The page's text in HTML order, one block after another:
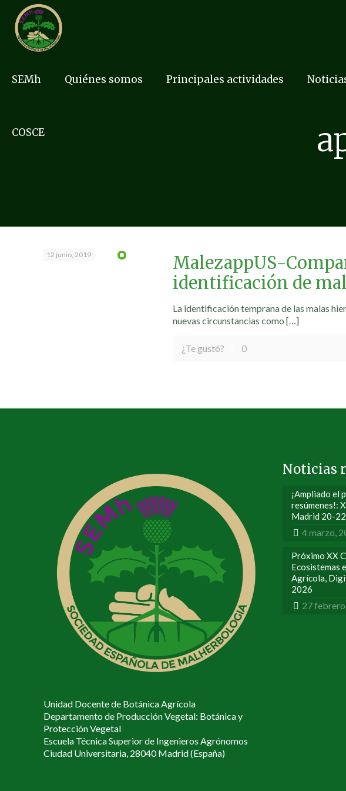
SEMh Quiénes somos Principales actividades
COSCE
12 junio, 2019
MalezappUS-
identificación de
La identificación temprana de las malas
nuevas circunstancias como […]
¿Te gustó? 0
Unidad Docente de Botánica Agrícola
Departamento de Producción Vegetal: Botánica y
Protección Vegetal
Escuela Técnica Superior de Ingenieros Agrónomos
Ciudad Universitaria, 28040 Madrid (España)
Noticias
¡Ampliado el
resúmenes!:
Madrid 20-
4 marzo,
Próximo XX
Ecosistemas
Agrícola,
2026
27